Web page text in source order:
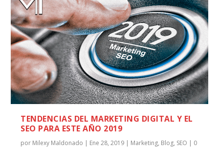
TENDENCIAS DEL MARKETING DIGITAL Y EL
SEO PARA ESTE AÑO 2019
por Milexy Maldonado | Ene 28, 2019 | Marketing, Blog, SEO | 0